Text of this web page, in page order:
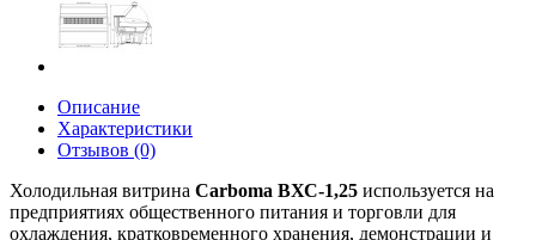
Описание
Характеристики
Отзывов (0)
Холодильная витрина Carboma ВХС-1,25 используется на
предприятиях общественного питания и торговли для
охлаждения, кратковременного хранения, демонстрации и